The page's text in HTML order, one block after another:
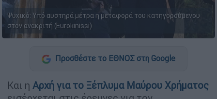
Ψυχικό: Υπό αυστηρά μέτρα η μεταφορά του κατηγορούμενου
στον ανακριτή (Eurokinissi)
Προσθέστε το ΕΘΝΟΣ στη Google
Και η Αρχή για το Ξέπλυμα Μαύρου Χρήματος